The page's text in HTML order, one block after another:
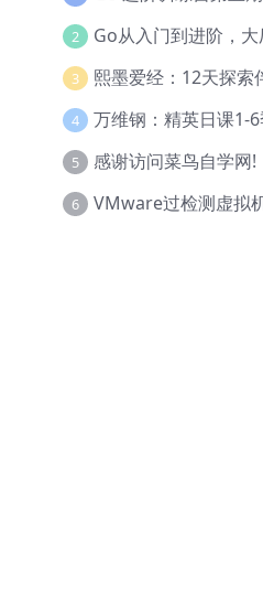
2
3
4
5 感谢访问菜鸟自学网!
6